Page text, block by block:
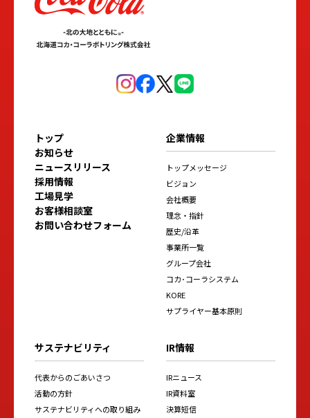
トップ
お知らせ
ニュースリリース
採用情報
工場見学
お客様相談室
お問い合わせフォーム
企業情報
トップメッセージ
ビジョン
会社概要
理念・指針
歴史/沿革
事業所一覧
グループ会社
コカ･コーラシステム
KORE
サプライヤー基本原則
サステナビリティ
代表からのごあいさつ
活動の方針
サステナビリティへの取り組み
IR情報
IRニュース
IR資料室
決算短信